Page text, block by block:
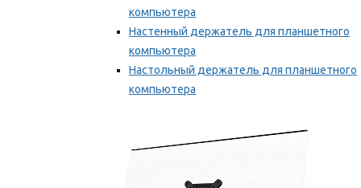
компьютера
Настенный держатель для планшетного
компьютера
Настольный держатель для планшетного
компьютера